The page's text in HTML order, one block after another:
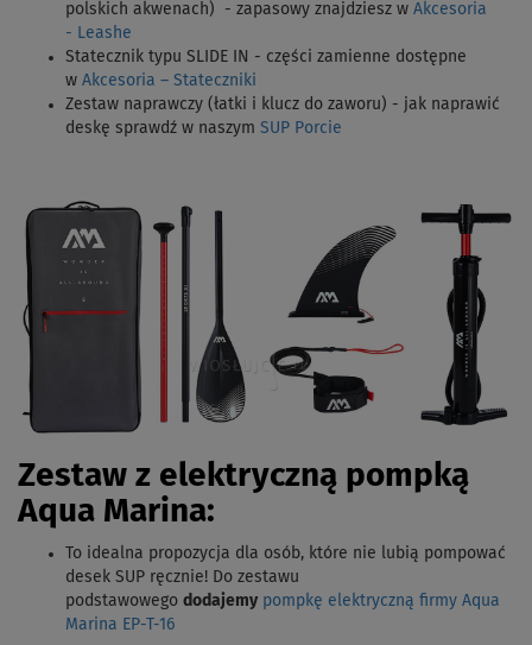
polskich akwenach) - zapasowy znajdziesz w Akcesoria
- Leashe
Statecznik typu SLIDE IN - części zamienne dostępne
w Akcesoria – Stateczniki
Zestaw naprawczy (łatki i klucz do zaworu) - jak naprawić
deskę sprawdź w naszym SUP Porcie
Zestaw z elektryczną pompką
Aqua Marina:
To idealna propozycja dla osób, które nie lubią pompować
desek SUP ręcznie! Do zestawu
podstawowego dodajemy pompkę elektryczną firmy Aqua
Marina EP-T-16